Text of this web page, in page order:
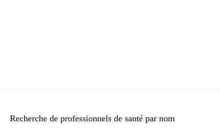
Recherche de professionnels de santé par nom